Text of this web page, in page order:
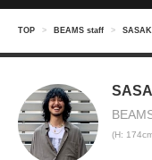
TOP > BEAMS staff >
(H: